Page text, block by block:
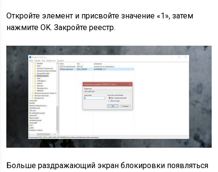
Откройте элемент и присвойте значение «1», затем
нажмите OK. Закройте реестр.
Больше раздражающий экран блокировки появляться